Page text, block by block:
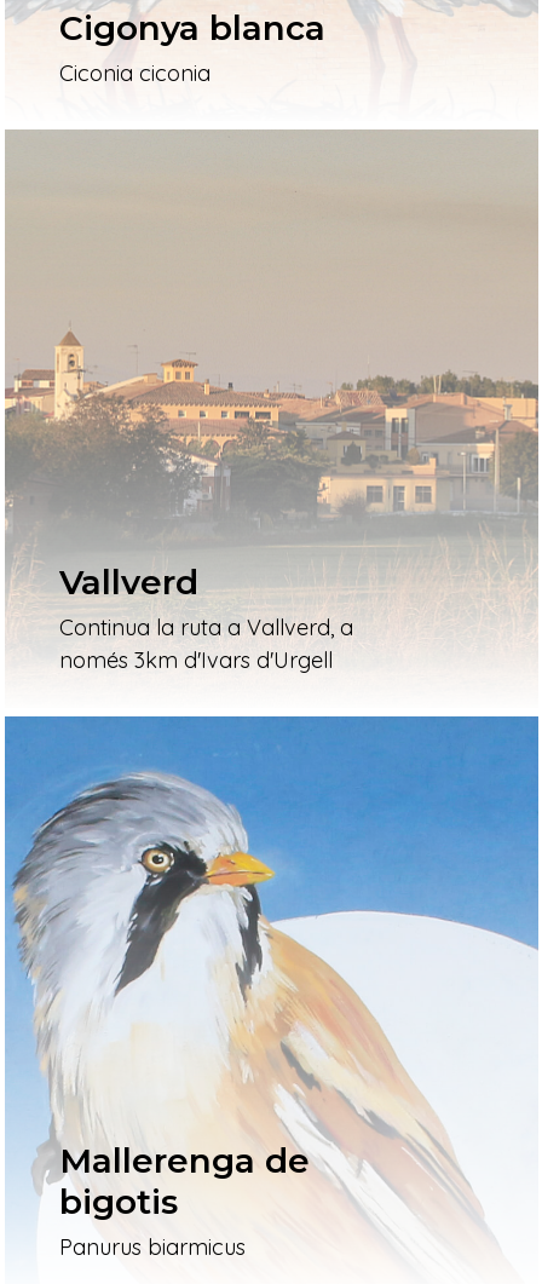
Cigonya blanca
Ciconia ciconia
Vallverd
Continua la ruta a Vallverd, a
només 3km d'Ivars d'Urgell
Mallerenga de
bigotis
Panurus biarmicus